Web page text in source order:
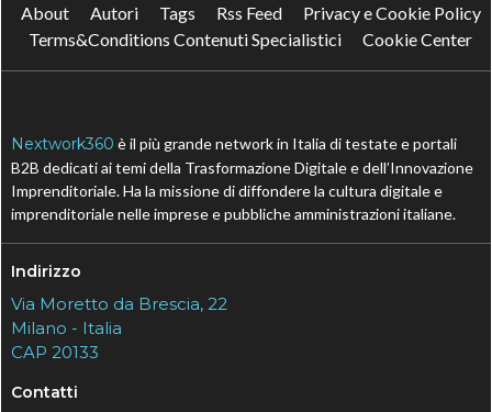
About Autori Tags Rss Feed
Privacy e Cookie Policy
Terms&Conditions Contenuti Specialistici
Cookie Center
Nextwork360 è il più grande network in Italia di testate e portali
B2B dedicati ai temi della Trasformazione Digitale e dell’Innovazione
Imprenditoriale. Ha la missione di diffondere la cultura digitale e
imprenditoriale nelle imprese e pubbliche amministrazioni italiane.
Indirizzo
Via Moretto da Brescia, 22
Milano - Italia
CAP 20133
Contatti